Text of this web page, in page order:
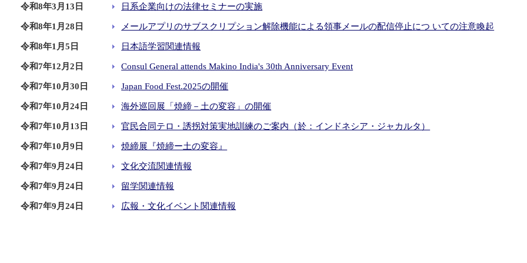
令和8年3月13日 日系企業向けの法律セミナーの実施
令和8年1月28日 メールアプリのサブスクリプション解除機能による領事メールの配信停止につ いての注意喚起
令和8年1月5日 日本語学習関連情報
令和7年12月2日 Consul General attends Makino India's 30th Anniversary Event
令和7年10月30日 Japan Food Fest.2025の開催
令和7年10月24日 海外巡回展「焼締－土の変容」の開催
令和7年10月13日 官民合同テロ・誘拐対策実地訓練のご案内（於：インドネシア・ジャカルタ）
令和7年10月9日 焼締展『焼締ー土の変容』
令和7年9月24日 文化交流関連情報
令和7年9月24日 留学関連情報
令和7年9月24日 広報・文化イベント関連情報